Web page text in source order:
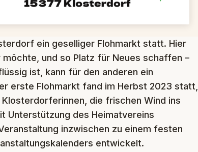
ein geselliger Flohmarkt statt. Hier
und so Platz für Neues schaffen –
ist, kann für den anderen ein
erste Flohmarkt fand im Herbst 2023 statt,
die frischen Wind ins
Unterstützung des Heimatvereins
inzwischen zu einem festen
entwickelt.